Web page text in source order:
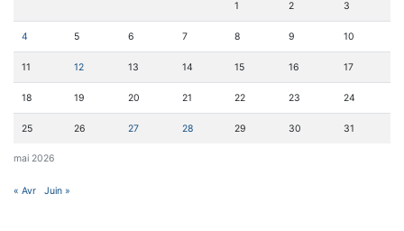
mai 2026
1 2 3
4 5 6 7 8 9 10
11 12 13 14 15 16 17
18 19 20 21 22 23 24
25 26 27 28 29 30 31
« Avr Juin »